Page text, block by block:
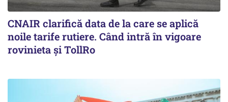
CNAIR clarifică data de la care se aplică
noile tarife rutiere. Când intră în vigoare
rovinieta și TollRo